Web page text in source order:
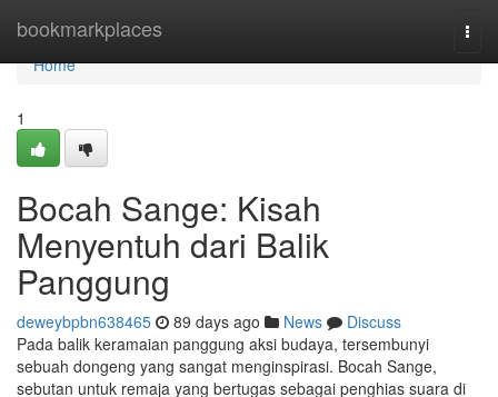
bookmarkplaces
Home
Home
1
Bocah Sange: Kisah
Menyentuh dari Balik
Panggung
deweybpbn638465 89 days ago News
Discuss
Pada balik keramaian panggung aksi budaya, tersembunyi
sebuah dongeng yang sangat menginspirasi. Bocah Sange,
sebutan untuk remaja yang bertugas sebagai penghias suara di